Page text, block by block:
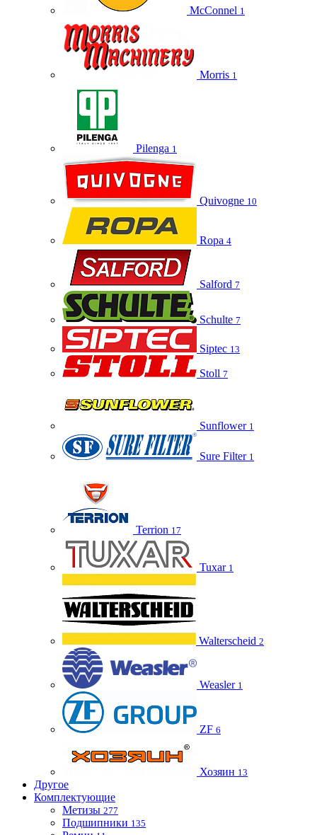
McConnel 1
Morris 1
Pilenga 1
Quivogne 10
Ropa 4
Salford 7
Schulte 7
Siptec 13
Stoll 7
Sunflower 1
Sure Filter 1
Terrion 17
Tuxar 1
Walterscheid 2
Weasler 1
ZF 6
Хозяин 13
Другое
Комплектующие
Метизы 277
Подшипники 135